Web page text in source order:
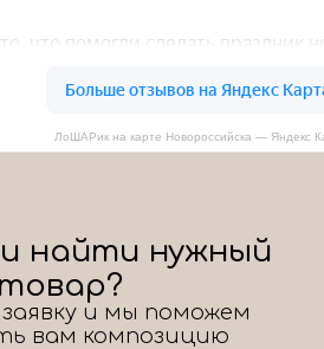
ЛоШАРик на карте Новороссийска — Яндекс
найти нужный
товар?
и мы поможем
вам композицию